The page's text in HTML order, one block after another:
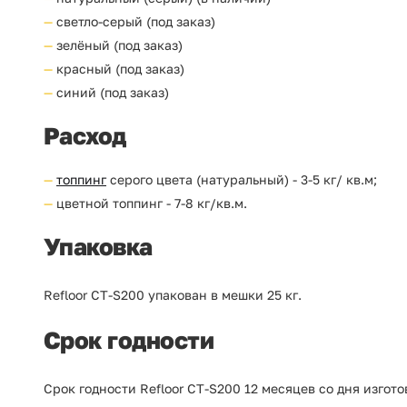
светло-серый (под заказ)
зелёный (под заказ)
красный (под заказ)
синий (под заказ)
Расход
топпингсерого цвета (натуральный) - 3-5 кг/ кв.м;
цветной топпинг - 7-8 кг/кв.м.
Упаковка
Refloor CT-S200 упакован в мешки 25 кг.
Срок годности
Срок годности Refloor CT-S200 12 месяцев со дня